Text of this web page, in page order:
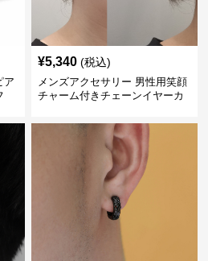
ア
¥5,340 (税込)
メンズアクセサリー 男性用笑顔
チャーム付きチェーンイヤーカ